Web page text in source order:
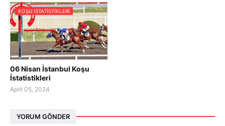
KOŞU ISTATISTIKLERI
06 Nisan İstanbul Koşu
İstatistikleri
April 05, 2024
YORUM GÖNDER